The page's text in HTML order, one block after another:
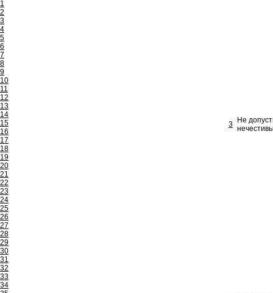
1
2
3
4
5
6
7
8
9
10
11
12
13
14
15
16
17
18
19
20
21
22
23
24
25
26
27
28
29
30
31
32
33
34
3
Не